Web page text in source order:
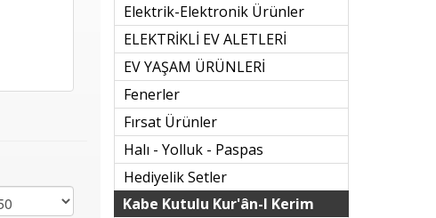
Elektrik-Elektronik Ürünler
ELEKTRİKLİ EV ALETLERİ
EV YAŞAM ÜRÜNLERİ
Fenerler
Fırsat Ürünler
Halı - Yolluk - Paspas
Hediyelik Setler
Kabe Kutulu Kur'ân-I Kerim